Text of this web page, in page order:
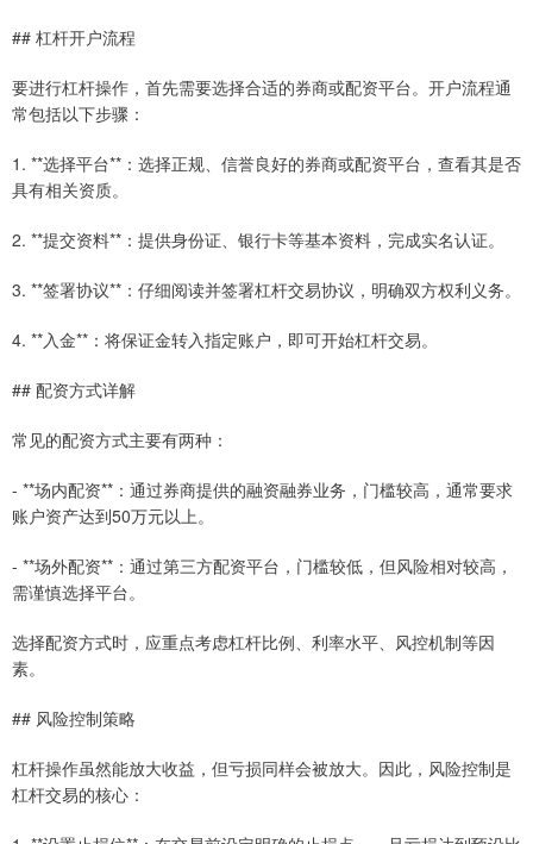
## 杠杆开户流程
要进行杠杆操作，首先需要选择合适的券商或配资平台。开户流程通
常包括以下步骤：
1. **选择平台**：选择正规、信誉良好的券商或配资平台，查看其是否
具有相关资质。
2. **提交资料**：提供身份证、银行卡等基本资料，完成实名认证。
3. **签署协议**：仔细阅读并签署杠杆交易协议，明确双方权利义务。
4. **入金**：将保证金转入指定账户，即可开始杠杆交易。
## 配资方式详解
常见的配资方式主要有两种：
- **场内配资**：通过券商提供的融资融券业务，门槛较高，通常要求
账户资产达到50万元以上。
- **场外配资**：通过第三方配资平台，门槛较低，但风险相对较高，
需谨慎选择平台。
选择配资方式时，应重点考虑杠杆比例、利率水平、风控机制等因
素。
## 风险控制策略
杠杆操作虽然能放大收益，但亏损同样会被放大。因此，风险控制是
杠杆交易的核心：